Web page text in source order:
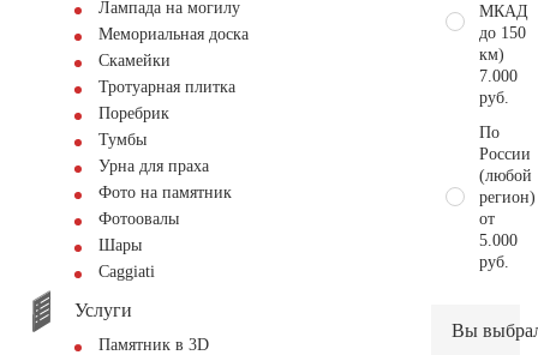
Лампада на могилу
Мемориальная доска
Скамейки
Тротуарная плитка
Поребрик
Тумбы
Урна для праха
Фото на памятник
Фотоовалы
Шары
Сaggiati
Услуги
Памятник в 3D
МКАД
до 150
км)
7.000
руб.
По
России
(любой
регион)
от
5.000
руб.
Вы